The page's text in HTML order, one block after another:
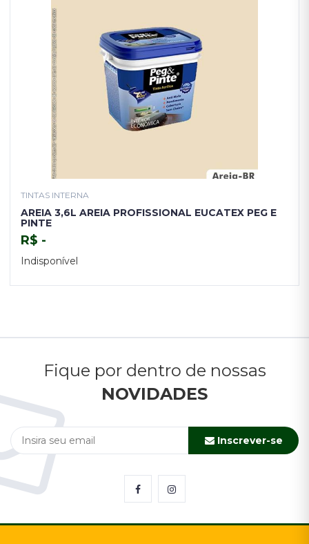
TINTAS INTERNA
AREIA 3,6L AREIA PROFISSIONAL EUCATEX PEG E
PINTE
R$ -
Indisponível
Fique por dentro de nossas
NOVIDADES
Inscrever-se